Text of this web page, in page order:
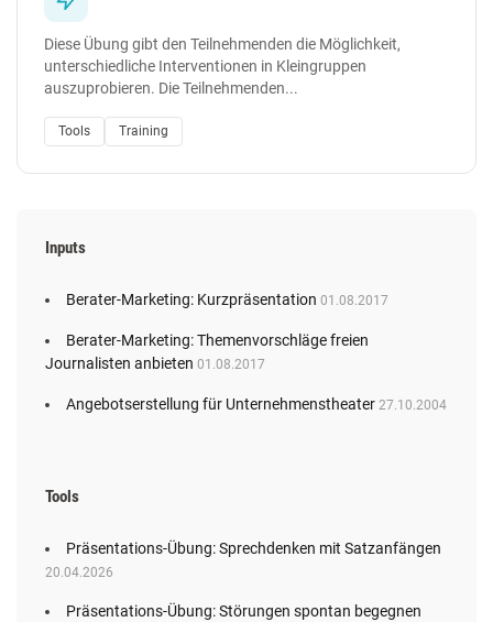
Diese Übung gibt den Teilnehmenden die Möglichkeit,
unterschiedliche Interventionen in Kleingruppen
auszuprobieren. Die Teilnehmenden...
Tools Training
Inputs
Berater-Marketing: Kurzpräsentation 01.08.2017
Berater-Marketing: Themenvorschläge freien
Journalisten anbieten 01.08.2017
Angebotserstellung für Unternehmenstheater 27.10.2004
Tools
Präsentations-Übung: Sprechdenken mit Satzanfängen
20.04.2026
Präsentations-Übung: Störungen spontan begegnen